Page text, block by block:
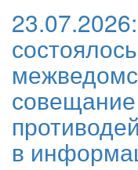
23.07.2026:
состоялось
в